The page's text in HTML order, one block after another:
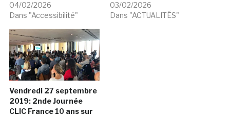
04/02/2026
Dans "Accessibilité"
03/02/2026
Dans "ACTUALITÉS"
Vendredi 27 septembre
2019: 2nde Journée
CLIC France 10 ans sur